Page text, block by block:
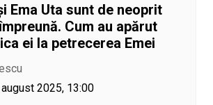
Ema Uta sunt de neoprit
Cum au apărut
ei la petrecerea Emei
2025, 13:00